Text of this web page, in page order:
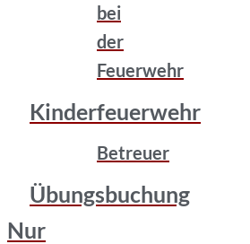
bei
der
Feuerwehr
Kinderfeuerwehr
Betreuer
Übungsbuchung
Nur